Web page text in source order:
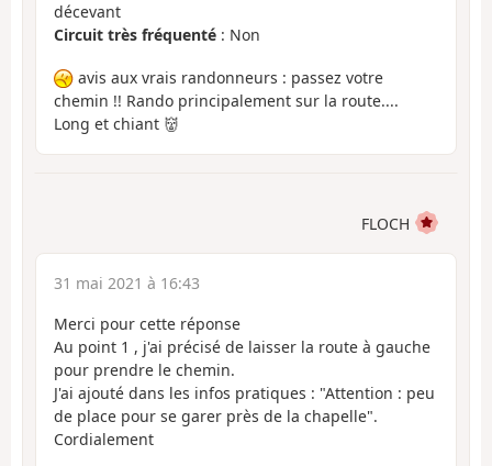
décevant
Circuit très fréquenté : Non
avis aux vrais randonneurs : passez votre
chemin !! Rando principalement sur la route....
Long et chiant 👹
FLOCH
31 mai 2021 à 16:43
Merci pour cette réponse
Au point 1 , j'ai précisé de laisser la route à gauche
pour prendre le chemin.
J'ai ajouté dans les infos pratiques : "Attention : peu
de place pour se garer près de la chapelle".
Cordialement